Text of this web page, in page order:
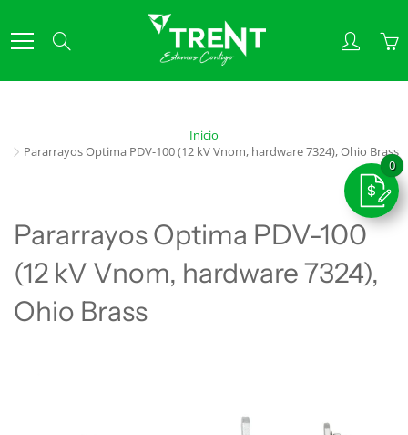
to
Content
Inicio
Pararrayos Optima PDV-100 (12 kV Vnom, hardware 7324), Ohio Brass
Pararrayos Optima PDV-100
(12 kV Vnom, hardware 7324),
Ohio Brass